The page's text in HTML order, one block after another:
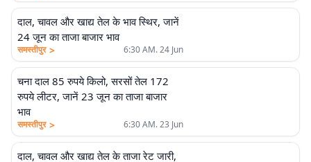
दाल, चावल और खाद्य तेल के भाव स्थिर, जानें
24 जून का ताजा बाजार भाव
समस्तीपुर > 6:30 AM. 24 Jun
चना दाल 85 रुपये किलो, सरसों तेल 172
रुपये लीटर, जानें 23 जून का ताजा बाजार
भाव
समस्तीपुर > 6:30 AM. 23 Jun
दाल, चावल और खाद्य तेल के ताजा रेट जारी,